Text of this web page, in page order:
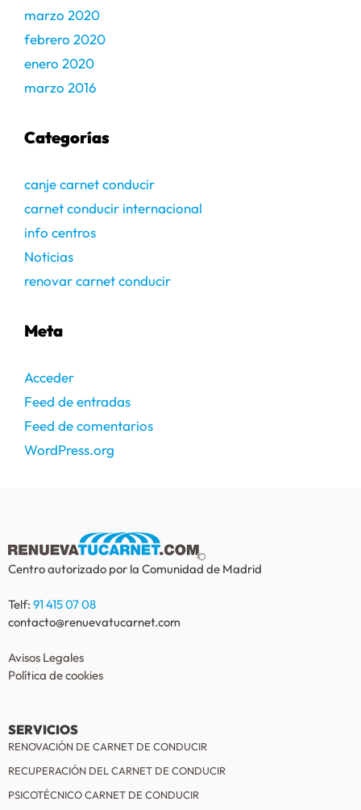
marzo 2020
febrero 2020
enero 2020
marzo 2016
Categorías
canje carnet conducir
carnet conducir internacional
info centros
Noticias
renovar carnet conducir
Meta
Acceder
Feed de entradas
Feed de comentarios
WordPress.org
Centro autorizado por la Comunidad de Madrid
Telf: 91 415 07 08
contacto@renuevatucarnet.com
Avisos Legales
Política de cookies
SERVICIOS
RENOVACIÓN DE CARNET DE CONDUCIR
RECUPERACIÓN DEL CARNET DE CONDUCIR
PSICOTÉCNICO CARNET DE CONDUCIR